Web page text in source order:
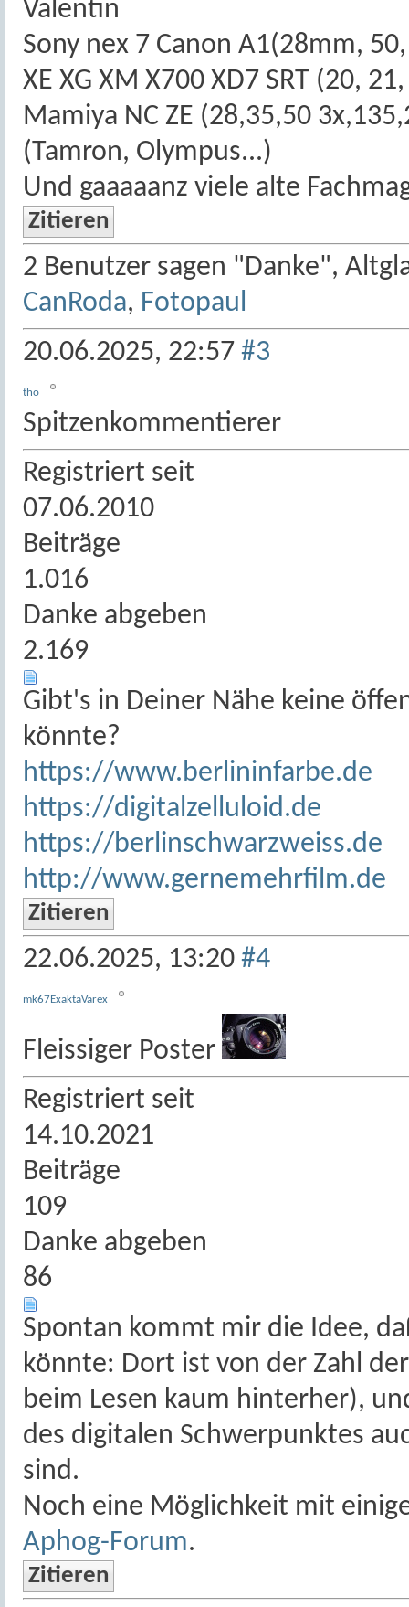
Valentin
Sony nex 7 Canon A1(28mm,
XE XG XM X700 XD7 SRT (20,
Mamiya NC ZE (28,35,50
(Tamron, Olympus...)
Und gaaaaanz viele alte
Zitieren
2 Benutzer sagen "Danke",
CanRoda, Fotopaul
20.06.2025, 22:57 #3
tho
Spitzenkommentierer
Registriert seit
07.06.2010
Beiträge
1.016
Danke abgeben
2.169
Gibt's in Deiner Nähe keine
könnte?
https://www.berlininfarbe.de
https://digitalzelluloid.de
https://berlinschwarzweiss.de
http://www.gernemehrfilm.de
Zitieren
22.06.2025, 13:20 #4
mk67ExaktaVarex
Fleissiger Poster
Registriert seit
14.10.2021
Beiträge
109
Danke abgeben
86
Spontan kommt mir die Idee,
könnte: Dort ist von der Zahl
beim Lesen kaum hinterher),
des digitalen Schwerpunktes
sind.
Noch eine Möglichkeit mit
Aphog-Forum.
Zitieren